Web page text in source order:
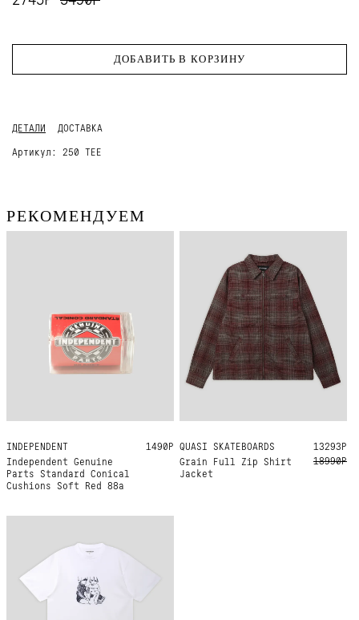
ДОБАВИТЬ В КОРЗИНУ
ДЕТАЛИ
ДОСТАВКА
Артикул: 250 TEE
РЕКОМЕНДУЕМ
INDEPENDENT
Independent Genuine
Parts Standard Conical
Cushions Soft Red 88a
ONE SIZE 1490Р QUASI SKATEBOARDS
Grain Full Zip Shirt
Jacket
L XL
13293Р
18990Р